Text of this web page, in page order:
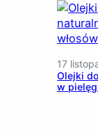
17
Olejki
w